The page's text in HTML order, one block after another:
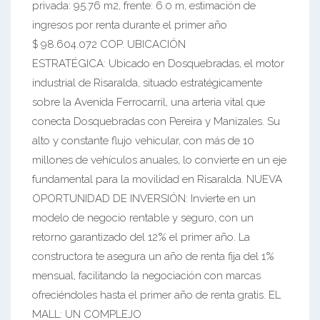
privada: 95.76 m2, frente: 6.0 m, estimación de
ingresos por renta durante el primer año
$ 98.604.072 COP. UBICACIÓN
ESTRATÉGICA: Ubicado en Dosquebradas, el motor
industrial de Risaralda, situado estratégicamente
sobre la Avenida Ferrocarril, una arteria vital que
conecta Dosquebradas con Pereira y Manizales. Su
alto y constante flujo vehicular, con más de 10
millones de vehículos anuales, lo convierte en un eje
fundamental para la movilidad en Risaralda. NUEVA
OPORTUNIDAD DE INVERSIÓN: Invierte en un
modelo de negocio rentable y seguro, con un
retorno garantizado del 12% el primer año. La
constructora te asegura un año de renta fija del 1%
mensual, facilitando la negociación con marcas
ofreciéndoles hasta el primer año de renta gratis. EL
MALL: UN COMPLEJO